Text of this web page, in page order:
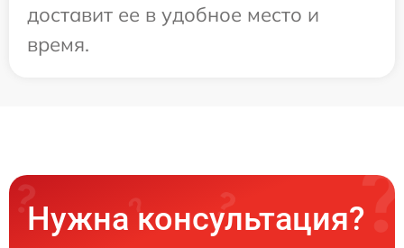
доставит ее в удобное место и
время.
Нужна консультация?